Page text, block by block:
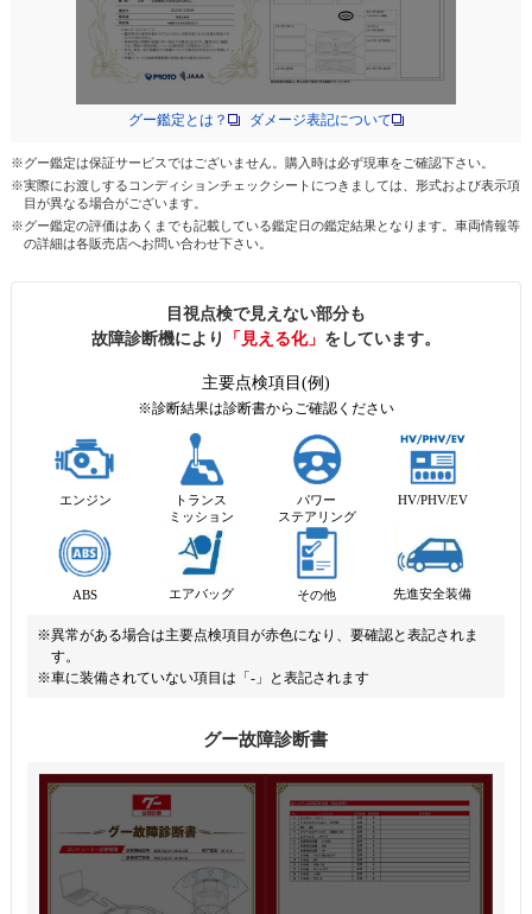
グー鑑定とは？ ダメージ表記について
※グー鑑定は保証サービスではございません。購入時は必ず現車をご確認下さい。
※実際にお渡しするコンディションチェックシートにつきましては、形式および表示項
目が異なる場合がございます。
※グー鑑定の評価はあくまでも記載している鑑定日の鑑定結果となります。車両情報等
の詳細は各販売店へお問い合わせ下さい。
目視点検で見えない部分も
故障診断機により
「見える化」 をしています。
主要点検項目(例)
※診断結果は診断書からご確認ください
エンジン
トランス
ミッション
パワー
ステアリング
HV/PHV/EV
ABS エアバッグ その他 先進安全装備
※異常がある場合は主要点検項目が赤色になり、要確認と表記されま
す。
※車に装備されていない項目は「-」と表記されます
グー故障診断書